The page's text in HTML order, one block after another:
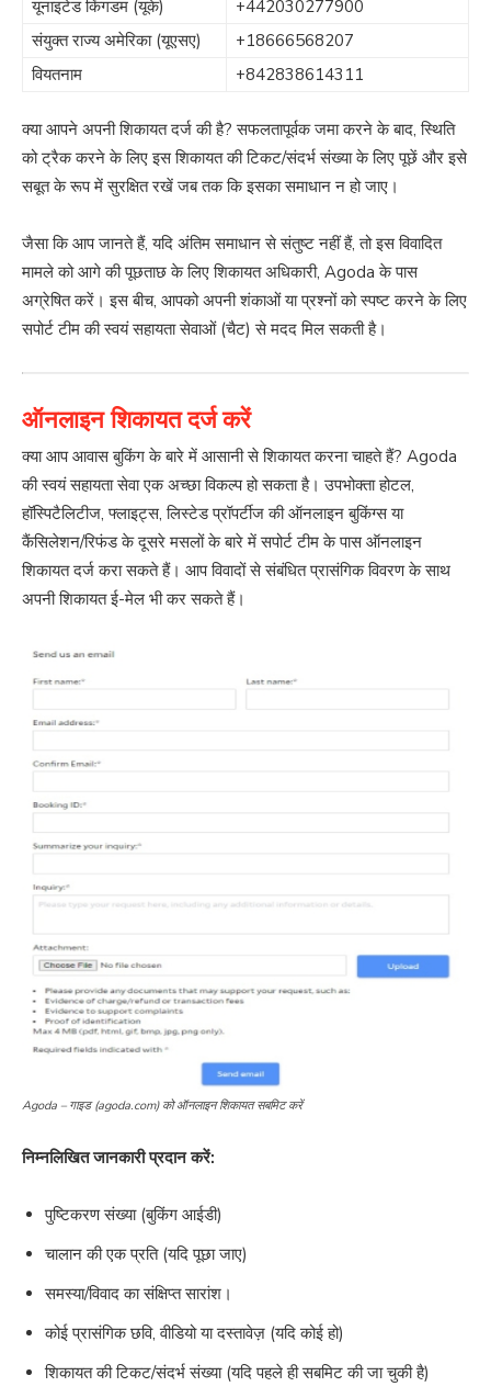
यूनाइटेड किंगडम (यूके)
+442030277900
संयुक्त राज्य अमेरिका (यूएसए)
+18666568207
वियतनाम
+842838614311
क्या आपने अपनी शिकायत दर्ज की है? सफलतापूर्वक जमा करने के बाद, स्थिति
को ट्रैक करने के लिए इस शिकायत की टिकट/संदर्भ संख्या के लिए पूछें और इसे
सबूत के रूप में सुरक्षित रखें जब तक कि इसका समाधान न हो जाए।
जैसा कि आप जानते हैं, यदि अंतिम समाधान से संतुष्ट नहीं हैं, तो इस विवादित
मामले को आगे की पूछताछ के लिए शिकायत अधिकारी, Agoda के पास
अग्रेषित करें। इस बीच, आपको अपनी शंकाओं या प्रश्नों को स्पष्ट करने के लिए
सपोर्ट टीम की स्वयं सहायता सेवाओं (चैट) से मदद मिल सकती है।
ऑनलाइन शिकायत दर्ज करें
क्या आप आवास बुकिंग के बारे में आसानी से शिकायत करना चाहते हैं? Agoda
की स्वयं सहायता सेवा एक अच्छा विकल्प हो सकता है। उपभोक्ता होटल,
हॉस्पिटैलिटीज, फ्लाइट्स, लिस्टेड प्रॉपर्टीज की ऑनलाइन बुकिंग्स या
कैंसिलेशन/रिफंड के दूसरे मसलों के बारे में सपोर्ट टीम के पास ऑनलाइन
शिकायत दर्ज करा सकते हैं। आप विवादों से संबंधित प्रासंगिक विवरण के साथ
अपनी शिकायत ई-मेल भी कर सकते हैं।
Agoda – गाइड (agoda.com) को ऑनलाइन शिकायत सबमिट करें
निम्नलिखित जानकारी प्रदान करें:
पुष्टिकरण संख्या (बुकिंग आईडी)
चालान की एक प्रति (यदि पूछा जाए)
समस्या/विवाद का संक्षिप्त सारांश।
कोई प्रासंगिक छवि, वीडियो या दस्तावेज़ (यदि कोई हो)
शिकायत की टिकट/संदर्भ संख्या (यदि पहले ही सबमिट की जा चुकी है)